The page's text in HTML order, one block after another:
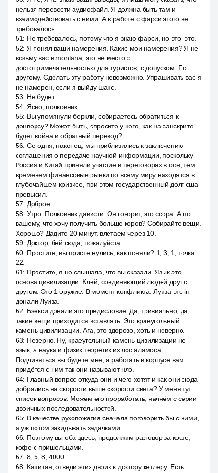
нельзя перевести аудиофайл. Я должна быть там и
взаимодействовать с ними. А в работе с фарси этого не
требовалось.
51: Не требовалось, потому что я знаю фарси, но это, это.
52: Я понял ваши намерения. Какие мои намерения? Я не
возьму вас в montana, это не место с
достопримечательностью для туристов, с допуском. По
другому. Сделать эту работу невозможно. Упрашивать вас я
не намерен, если я выйду шанс.
53: Не будет.
54: Ясно, полковник.
55: Вы упомянули беркли, собираетесь обратиться к
денверсу? Может быть, спросите у него, как на санскрите
будет война и обратный перевод?
56: Сегодня, наконец, мы приблизились к заключению
соглашения о передаче научной информации, поскольку
Россия и Китай приняли участие в переговорах в оон, тем
временем финансовые рынки по всему миру находятся в
глубочайшем кризисе, при этом государственный долг сша
превысил.
57: Доброе.
58: Утро. Полковник дависти. Он говорит, это ссора. А по
вашему, что хочу получить больше коров? Собирайте вещи.
Хорошо? Дадите 20 минут, влетаем через 10.
59: Доктор, бей сюда, пожалуйста.
60: Простите, вы пристегнулись, как поняли? 1, 3, 1, точка
22.
61: Простите, я не слышала, что вы сказали. Язык это
основа цивилизации. Клей, соединяющий людей друг с
другом. Это 1 оружие. В момент конфликта. Луиза это in
донали Луиза.
62: Бэнкси донали это предисловие. Да, тривиально, да,
такие вещи приходится вставлять. Это краеугольный
камень цивилизации. Ага, это здорово, хоть и неверно.
63: Неверно. Ну, краеугольный камень цивилизации не
язык, а наука и физик теоретик из лос аламоса.
Подчиняться вы будете мне, а работать в корпусе вам
придётся с ним так они называют нло.
64: Главный вопрос откуда они и чего хотят и как они сюда
добрались на скорости выше скорости света? У меня тут
список вопросов. Можем его проработать, начнём с серии
двоичных последовательностей.
65: В качестве рукопожатия сначала поговорить бы с ними,
а уж потом закидывать задачками.
66: Поэтому вы оба здесь, продолжим разговор за кофе,
кофе с пришельцами.
67: 8, 5, 8, 4000.
68: Капитан, отведи этих двоих к доктору кетлеру. Есть.